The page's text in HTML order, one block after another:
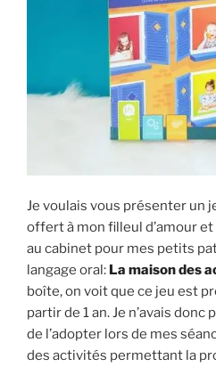
Je voulais vous présenter un
offert à mon filleul d’amour
au cabinet pour mes petits
langage oral: La maison des
boîte, on voit que ce jeu est
partir de 1 an. Je n’avais
de l’adopter lors de mes
des activités permettant la